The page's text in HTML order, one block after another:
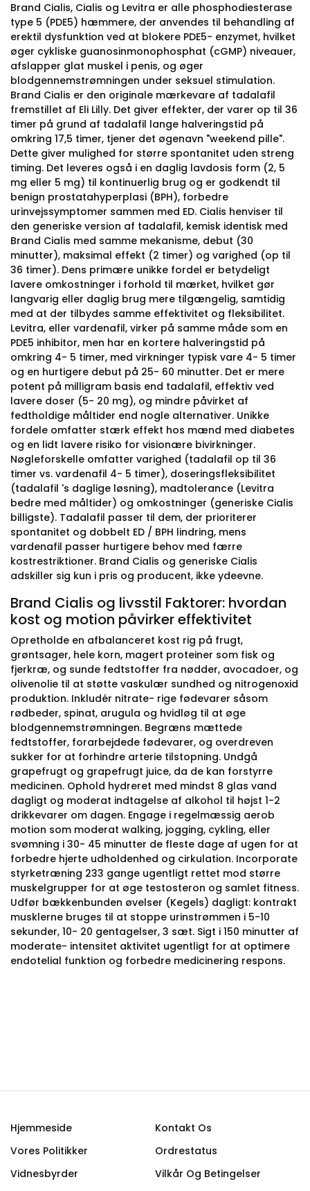
Brand Cialis, Cialis og Levitra er alle phosphodiesterase
type 5 (PDE5) hæmmere, der anvendes til behandling af
erektil dysfunktion ved at blokere PDE5- enzymet, hvilket
øger cykliske guanosinmonophosphat (cGMP) niveauer,
afslapper glat muskel i penis, og øger
blodgennemstrømningen under seksuel stimulation.
Brand Cialis er den originale mærkevare af tadalafil
fremstillet af Eli Lilly. Det giver effekter, der varer op til 36
timer på grund af tadalafil lange halveringstid på
omkring 17,5 timer, tjener det øgenavn "weekend pille".
Dette giver mulighed for større spontanitet uden streng
timing. Det leveres også i en daglig lavdosis form (2, 5
mg eller 5 mg) til kontinuerlig brug og er godkendt til
benign prostatahyperplasi (BPH), forbedre
urinvejssymptomer sammen med ED. Cialis henviser til
den generiske version af tadalafil, kemisk identisk med
Brand Cialis med samme mekanisme, debut (30
minutter), maksimal effekt (2 timer) og varighed (op til
36 timer). Dens primære unikke fordel er betydeligt
lavere omkostninger i forhold til mærket, hvilket gør
langvarig eller daglig brug mere tilgængelig, samtidig
med at der tilbydes samme effektivitet og fleksibilitet.
Levitra, eller vardenafil, virker på samme måde som en
PDE5 inhibitor, men har en kortere halveringstid på
omkring 4- 5 timer, med virkninger typisk vare 4- 5 timer
og en hurtigere debut på 25- 60 minutter. Det er mere
potent på milligram basis end tadalafil, effektiv ved
lavere doser (5- 20 mg), og mindre påvirket af
fedtholdige måltider end nogle alternativer. Unikke
fordele omfatter stærk effekt hos mænd med diabetes
og en lidt lavere risiko for visionære bivirkninger.
Nøgleforskelle omfatter varighed (tadalafil op til 36
timer vs. vardenafil 4- 5 timer), doseringsfleksibilitet
(tadalafil 's daglige løsning), madtolerance (Levitra
bedre med måltider) og omkostninger (generiske Cialis
billigste). Tadalafil passer til dem, der prioriterer
spontanitet og dobbelt ED / BPH lindring, mens
vardenafil passer hurtigere behov med færre
kostrestriktioner. Brand Cialis og generiske Cialis
adskiller sig kun i pris og producent, ikke ydeevne.
Brand Cialis og livsstil Faktorer: hvordan
kost og motion påvirker effektivitet
Opretholde en afbalanceret kost rig på frugt,
grøntsager, hele korn, magert proteiner som fisk og
fjerkræ, og sunde fedtstoffer fra nødder, avocadoer, og
olivenolie til at støtte vaskulær sundhed og nitrogenoxid
produktion. Inkludér nitrate- rige fødevarer såsom
rødbeder, spinat, arugula og hvidløg til at øge
blodgennemstrømningen. Begræns mættede
fedtstoffer, forarbejdede fødevarer, og overdreven
sukker for at forhindre arterie tilstopning. Undgå
grapefrugt og grapefrugt juice, da de kan forstyrre
medicinen. Ophold hydreret med mindst 8 glas vand
dagligt og moderat indtagelse af alkohol til højst 1-2
drikkevarer om dagen. Engage i regelmæssig aerob
motion som moderat walking, jogging, cykling, eller
svømning i 30- 45 minutter de fleste dage af ugen for at
forbedre hjerte udholdenhed og cirkulation. Incorporate
styrketræning 233 gange ugentligt rettet mod større
muskelgrupper for at øge testosteron og samlet fitness.
Udfør bækkenbunden øvelser (Kegels) dagligt: kontrakt
musklerne bruges til at stoppe urinstrømmen i 5-10
sekunder, 10- 20 gentagelser, 3 sæt. Sigt i 150 minutter af
moderate- intensitet aktivitet ugentligt for at optimere
endotelial funktion og forbedre medicinering respons.
Hjemmeside
Kontakt Os
Vores Politikker
Ordrestatus
Vidnesbyrder
Vilkår Og Betingelser